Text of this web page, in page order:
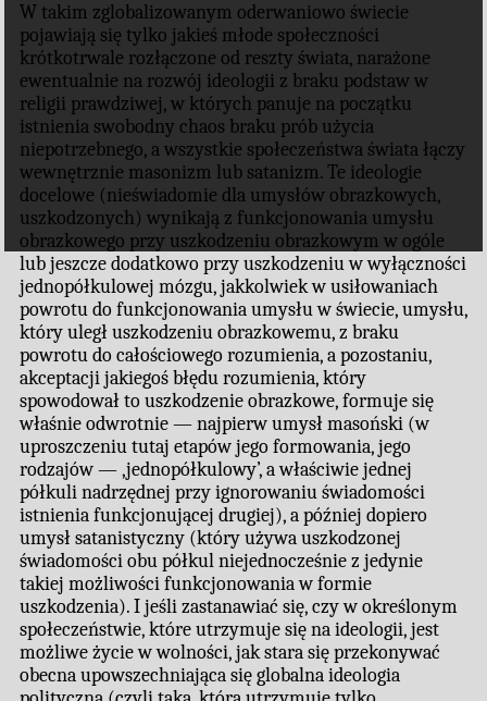
W takim zglobalizowanym oderwaniowo świecie
pojawiają się tylko jakieś młode społeczności
krótkotrwale rozłączone od reszty świata, narażone
ewentualnie na rozwój ideologii z braku podstaw w
religii prawdziwej, w których panuje na początku
istnienia swobodny chaos braku prób użycia
niepotrzebnego, a wszystkie społeczeństwa świata łączy
wewnętrznie masonizm lub satanizm. Te ideologie
docelowe (nieświadomie dla umysłów obrazkowych,
uszkodzonych) wynikają z funkcjonowania umysłu
obrazkowego przy uszkodzeniu obrazkowym w ogóle
lub jeszcze dodatkowo przy uszkodzeniu w wyłączności
jednopółkulowej mózgu, jakkolwiek w usiłowaniach
powrotu do funkcjonowania umysłu w świecie, umysłu,
który uległ uszkodzeniu obrazkowemu, z braku
powrotu do całościowego rozumienia, a pozostaniu,
akceptacji jakiegoś błędu rozumienia, który
spowodował to uszkodzenie obrazkowe, formuje się
właśnie odwrotnie — najpierw umysł masoński (w
uproszczeniu tutaj etapów jego formowania, jego
rodzajów — ‚jednopółkulowy’, a właściwie jednej
półkuli nadrzędnej przy ignorowaniu świadomości
istnienia funkcjonującej drugiej), a później dopiero
umysł satanistyczny (który używa uszkodzonej
świadomości obu półkul niejednocześnie z jedynie
takiej możliwości funkcjonowania w formie
uszkodzenia). I jeśli zastanawiać się, czy w określonym
społeczeństwie, które utrzymuje się na ideologii, jest
możliwe życie w wolności, jak stara się przekonywać
obecna upowszechniająca się globalna ideologia